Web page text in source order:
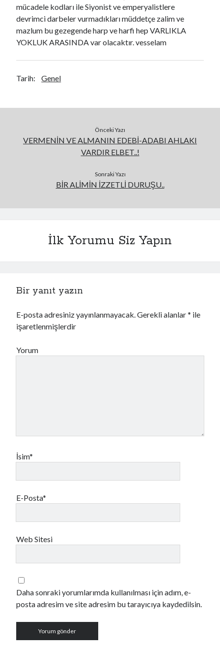
mücadele kodları ile Siyonist ve emperyalistlere
devrimci darbeler vurmadıkları müddetçe zalim ve
mazlum bu gezegende harp ve harfi hep VARLIKLA
YOKLUK ARASINDA var olacaktır. vesselam
Tarih: Genel
Önceki Yazı
VERMENİN VE ALMANIN EDEBİ-ADABI AHLAKI
VARDIR ELBET..!
Sonraki Yazı
BİR ALİMİN İZZETLİ DURUŞU..
İlk Yorumu Siz Yapın
Bir yanıt yazın
E-posta adresiniz yayınlanmayacak.Gerekli alanlar* ile
işaretlenmişlerdir
Yorum
İsim*
E-Posta*
Web Sitesi
Daha sonraki yorumlarımda kullanılması için adım, e-
posta adresim ve site adresim bu tarayıcıya kaydedilsin.